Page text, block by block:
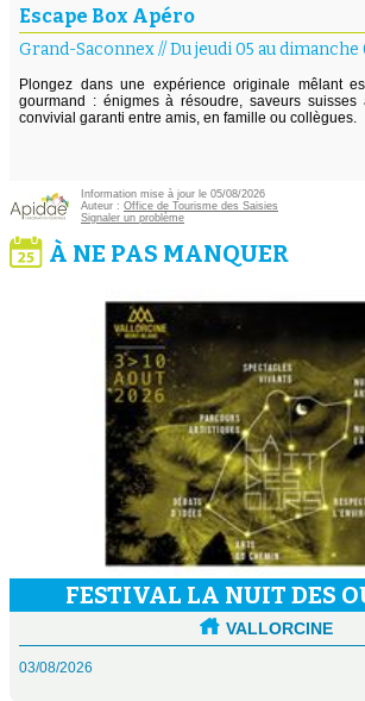
Escape Box Apéro
Grand-Saconnex//Du jeudi 05 au dimanche
Plongez dans une expérience originale mêlant
gourmand : énigmes à résoudre, saveurs suisses
convivial garanti entre amis, en famille ou collègues.
Information mise à jour le 05/08/2026
Auteur : Office de Tourisme des Saisies
Signaler un problème
À NE PAS MANQUER
FESTIVAL LA NUIT DES
VALLORCINE
03/08/2026